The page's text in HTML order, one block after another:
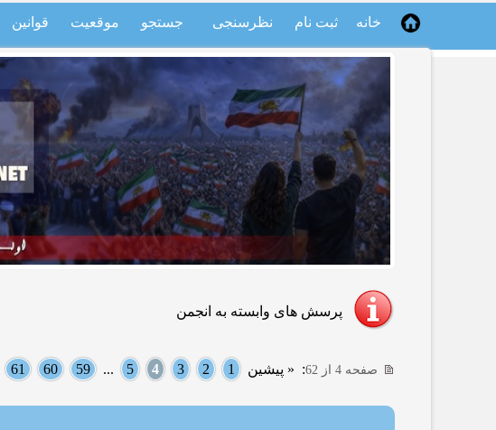
خانه ثبت نام نظرسنجی جستجو موقعیت قوانین
پرسش های وابسته به انجمن
صفحه 4 از 62 : « پیشین 1
2
3
4
5
...
59
60
61